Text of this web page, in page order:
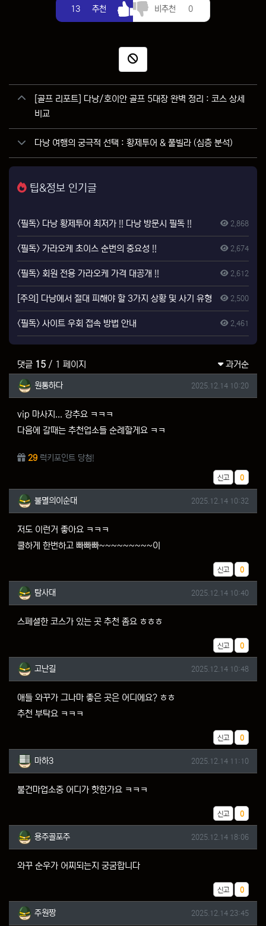
13 추천 추천 비추천 0
비추천
신고
관련자료[골프 리포트] 다낭/호이안 골프 5대장 완벽 정리 : 코스 상세
비교
다낭 여행의 궁극적 선택 : 황제투어 & 풀빌라 (심층 분석)
팁&정보 인기글
<필독> 다낭 황제투어 최저가 !! 다낭 방문시 필독 !! 2,868
<필독> 가라오케 초이스 순번의 중요성 !! 2,674
<필독> 회원 전용 가라오케 가격 대공개 !! 2,612
[주의] 다낭에서 절대 피해야 할 3가지 상황 및 사기 유형 2,500
<필독> 사이트 우회 접속 방법 안내 2,461
댓글 15 / 1 페이지 과거순
원통하다님의 댓글
원통하다 작성일
2025.12.14 10:20
vip 마사지... 강추요 ㅋㅋㅋ
다음에 갈때는 추천업소들 순례할게요 ㅋㅋ
29 럭키포인트 당첨!
신고 추천
0
불멸의이순대님의 댓글
불멸의이순대 작성일
2025.12.14 10:32
저도 이런거 좋아요 ㅋㅋㅋ
쿨하게 한번하고 빠빠빠~~~~~~~~~이
신고 추천
0
탐사대님의 댓글
탐사대 작성일
2025.12.14 10:40
스페셜한 코스가 있는 곳 추천 좀요 ㅎㅎㅎ
신고 추천
0
고난길님의 댓글
고난길 작성일
2025.12.14 10:48
애들 와꾸가 그나마 좋은 곳은 어디에요? ㅎㅎ
추천 부탁요 ㅋㅋㅋ
신고 추천
0
마하3님의 댓글
마하3 작성일
2025.12.14 11:10
불건마업소중 어디가 핫한가요 ㅋㅋㅋ
신고 추천
0
용주골포주님의 댓글
용주골포주 작성일
2025.12.14 18:06
와꾸 순우가 어찌되는지 궁굼합니다
신고 추천
0
주원짱님의 댓글
주원짱 작성일
2025.12.14 23:45